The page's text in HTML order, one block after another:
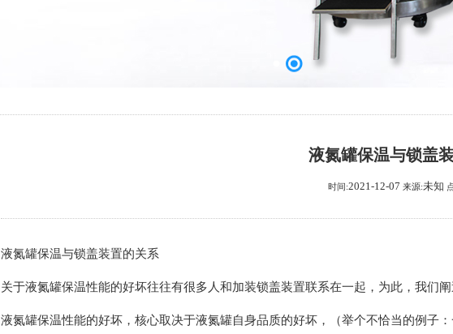
液氮罐保温与锁盖
时间:2021-12-07 来源:未知
液氮罐保温与锁盖装置的关系
关于液氮罐保温性能的好坏往往有很多人和加装锁盖装置联系在一起，为此，我们阐
液氮罐保温性能的好坏，核心取决于液氮罐自身品质的好坏，（举个不恰当的例子